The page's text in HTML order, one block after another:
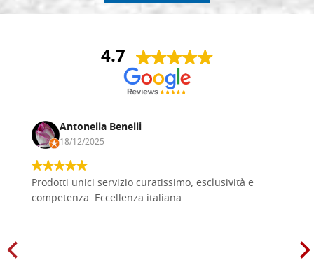
4.7
Antonella Benelli
18/12/2025
Prodotti unici servizio curatissimo, esclusività e
competenza. Eccellenza italiana.